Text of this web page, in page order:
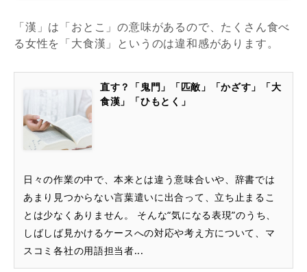
「漢」は「おとこ」の意味があるので、たくさん食べ
る女性を「大食漢」というのは違和感があります。
直す？「鬼門」「匹敵」「かざす」「大
食漢」「ひもとく」
日々の作業の中で、本来とは違う意味合いや、辞書では
あまり見つからない言葉遣いに出合って、立ち止まるこ
とは少なくありません。 そんな“気になる表現”のうち、
しばしば見かけるケースへの対応や考え方について、マ
スコミ各社の用語担当者...